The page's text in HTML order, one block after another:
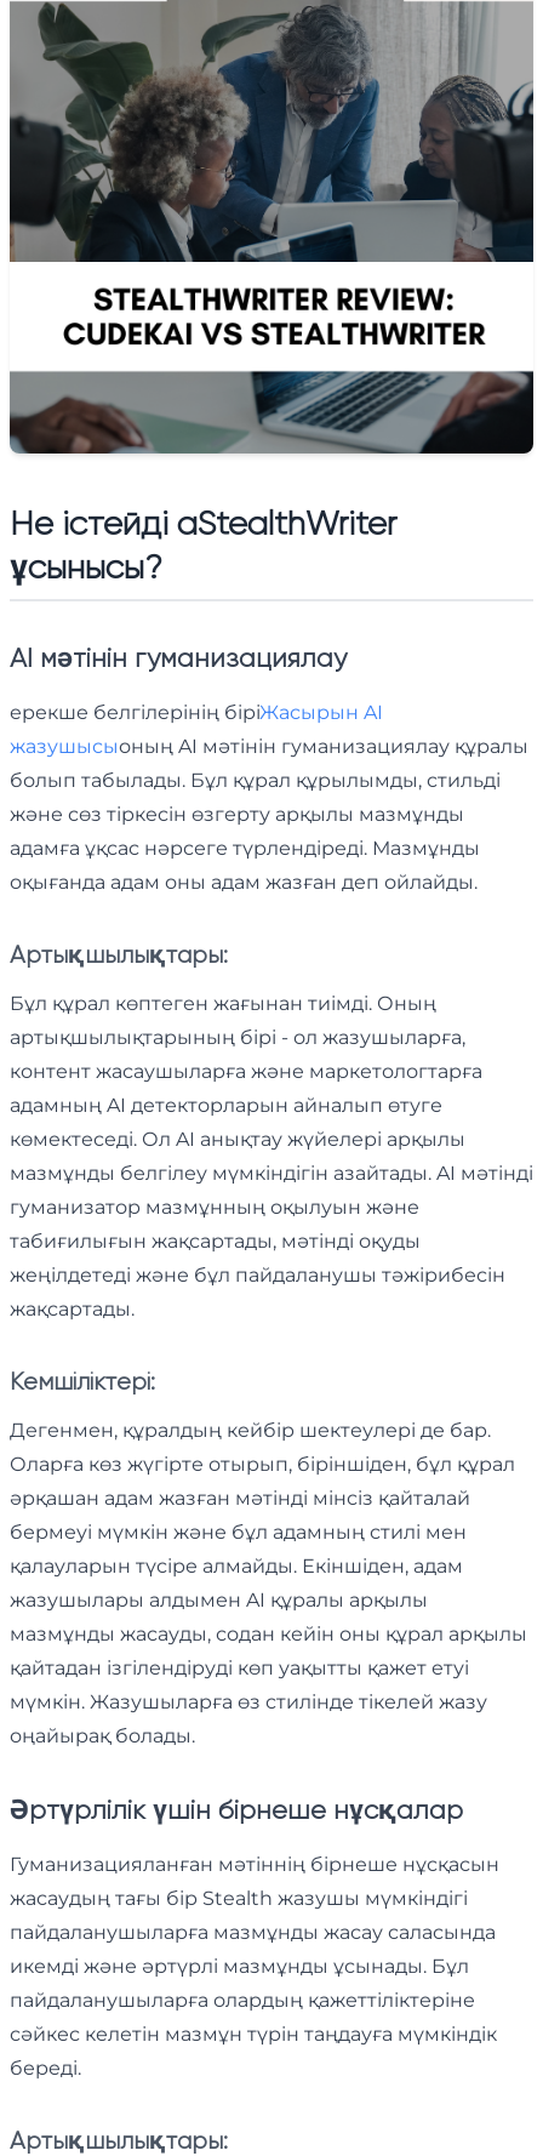
Не істейді аStealthWriter
ұсынысы?
AI мәтінін гуманизациялау
ерекше белгілерінің біріЖасырын AI
жазушысыоның AI мәтінін гуманизациялау құралы
болып табылады. Бұл құрал құрылымды, стильді
және сөз тіркесін өзгерту арқылы мазмұнды
адамға ұқсас нәрсеге түрлендіреді. Мазмұнды
оқығанда адам оны адам жазған деп ойлайды.
Артықшылықтары:
Бұл құрал көптеген жағынан тиімді. Оның
артықшылықтарының бірі - ол жазушыларға,
контент жасаушыларға және маркетологтарға
адамның AI детекторларын айналып өтуге
көмектеседі. Ол AI анықтау жүйелері арқылы
мазмұнды белгілеу мүмкіндігін азайтады. AI мәтінді
гуманизатор мазмұнның оқылуын және
табиғилығын жақсартады, мәтінді оқуды
жеңілдетеді және бұл пайдаланушы тәжірибесін
жақсартады.
Кемшіліктері:
Дегенмен, құралдың кейбір шектеулері де бар.
Оларға көз жүгірте отырып, біріншіден, бұл құрал
әрқашан адам жазған мәтінді мінсіз қайталай
бермеуі мүмкін және бұл адамның стилі мен
қалауларын түсіре алмайды. Екіншіден, адам
жазушылары алдымен AI құралы арқылы
мазмұнды жасауды, содан кейін оны құрал арқылы
қайтадан ізгілендіруді көп уақытты қажет етуі
мүмкін. Жазушыларға өз стилінде тікелей жазу
оңайырақ болады.
Әртүрлілік үшін бірнеше нұсқалар
Гуманизацияланған мәтіннің бірнеше нұсқасын
жасаудың тағы бір Stealth жазушы мүмкіндігі
пайдаланушыларға мазмұнды жасау саласында
икемді және әртүрлі мазмұнды ұсынады. Бұл
пайдаланушыларға олардың қажеттіліктеріне
сәйкес келетін мазмұн түрін таңдауға мүмкіндік
береді.
Артықшылықтары: